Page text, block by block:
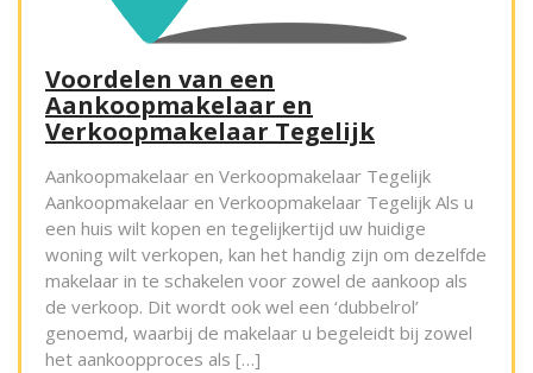
Voordelen van een
Aankoopmakelaar en
Verkoopmakelaar Tegelijk
Aankoopmakelaar en Verkoopmakelaar Tegelijk
Aankoopmakelaar en Verkoopmakelaar Tegelijk Als u
een huis wilt kopen en tegelijkertijd uw huidige
woning wilt verkopen, kan het handig zijn om dezelfde
makelaar in te schakelen voor zowel de aankoop als
de verkoop. Dit wordt ook wel een ‘dubbelrol’
genoemd, waarbij de makelaar u begeleidt bij zowel
het aankoopproces als […]